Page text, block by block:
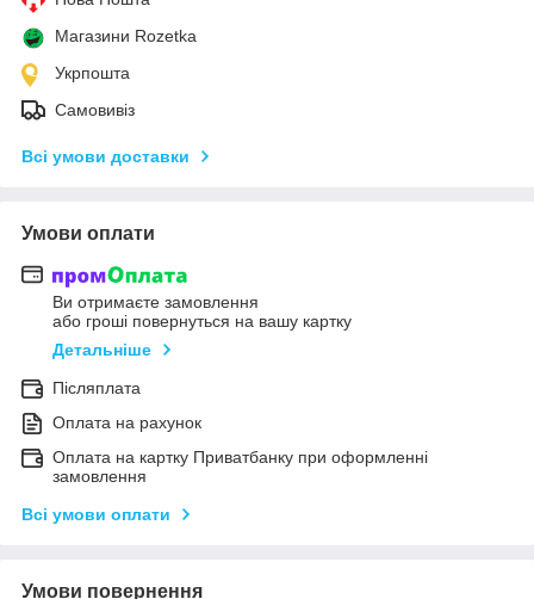
Магазини Rozetka
Укрпошта
Самовивіз
Всі умови доставки
Умови оплати
Ви отримаєте замовлення
або гроші повернуться на вашу картку
Детальніше
Післяплата
Оплата на рахунок
Оплата на картку Приватбанку при оформленні
замовлення
Всі умови оплати
Умови повернення